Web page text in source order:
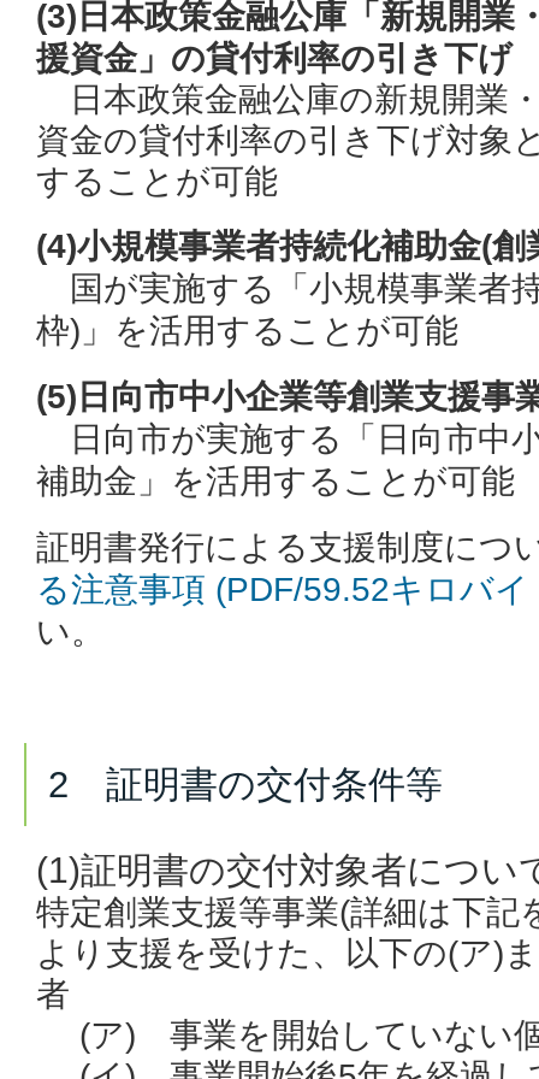
(3)日本政策金融公庫「 新規開業
援資金」の貸付利率の引き下げ
日本政策金融公庫の新規開業
資金の貸付利率の引き下げ対象
することが可能
(4)小規模事業者持続化補助金(創
国が実施する「 小規模事業者
枠) 」を活用することが可能
(5)日向市中小企業等創業支援事
日向市が実施する「 日向市中
補助金」を活用することが可能
証明書発行による支援制度につ
る注意事項 (PDF/59.52キロバイ
い。
2 証明書の交付条件等
(1)証明書の交付対象者につい
特定創業支援等事業(詳細は下記
より支援を受けた、以下の(ア)
者
(ア) 事業を開始していない